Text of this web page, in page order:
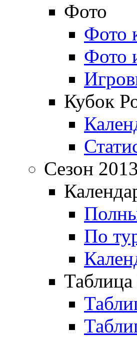
Фото
Фото
Фото
Кубок
Сезон
По